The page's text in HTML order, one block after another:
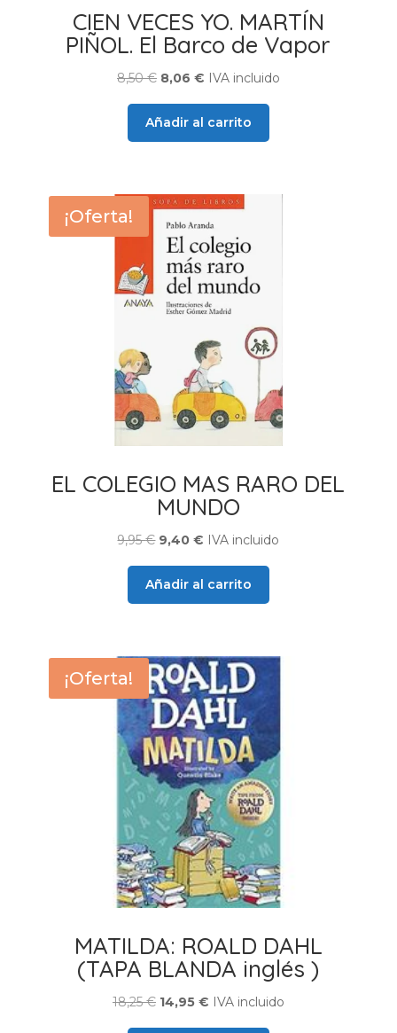
CIEN VECES YO. MARTÍN
PIÑOL. El Barco de Vapor
8,50€ El
original
era:
8,06 €El
actual
es:
IVA incluido
Añadir al carrito
¡Oferta!
EL COLEGIO MAS RARO DEL
MUNDO
9,95€ El
original
era:
9,40€ El
actual
es:
IVA incluido
Añadir al carrito
¡Oferta!
MATILDA: ROALD DAHL
(TAPA BLANDA inglés )
18,25€ El
14,95 €ElIVA incluido